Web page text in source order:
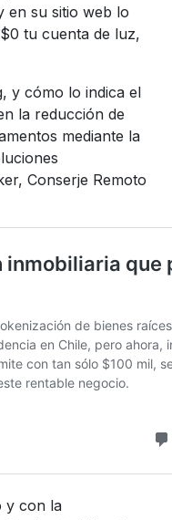
en su sitio web lo
tu cuenta de luz,
y cómo lo indica el
la reducción de
mediante la
Conserje Remoto
y con la